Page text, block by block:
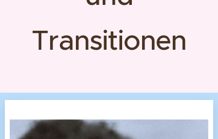
Transitionen